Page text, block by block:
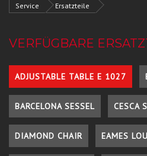
Service Ersatzteile
VERFÜGBARE
ADJUSTABLE TABLE E 1027
BARCELONA SESSEL CESCA
DIAMOND CHAIR EAMES